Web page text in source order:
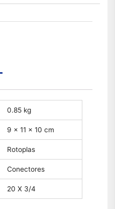
0.85 kg
9 × 11 × 10 cm
Rotoplas
Conectores
20 X 3/4